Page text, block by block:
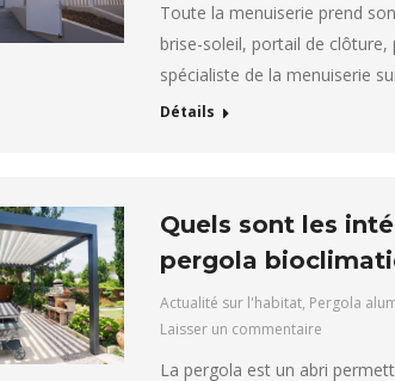
Toute la menuiserie prend
brise-soleil, portail de clôture,
spécialiste de la menuiserie
Détails
Quels sont les
pergola
Actualité sur l'habitat, Pergola
Laisser un commentaire
La pergola est un abri